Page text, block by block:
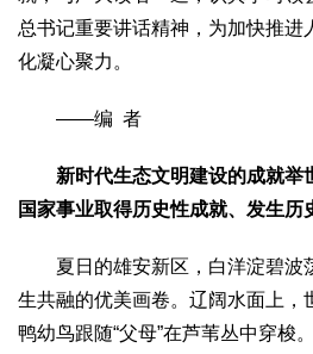
文化
社会治理 社会保障 城乡发展 民
工业
科教
科技观察 创新前沿 智慧教育 职
总书记重要讲话精神，为加快推进
化凝心聚力。
——编 者
新时代生态文明建设的成就举
国家事业取得历史性成就、发生历
夏日的雄安新区，白洋淀碧波
生共融的优美画卷。辽阔水面上，
鸭幼鸟跟随“父母”在芦苇丛中穿梭